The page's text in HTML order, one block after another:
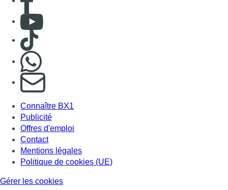
Consulter Youtube
Consulter TikTok
S'abonner à notre newsletter
Connaître BX1
Publicité
Offres d'emploi
Contact
Mentions légales
Politique de cookies (UE)
Gérer les cookies